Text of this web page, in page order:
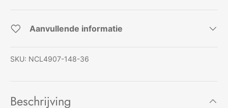
Aanvullende informatie
SKU: NCL4907-148-36
Beschrijving